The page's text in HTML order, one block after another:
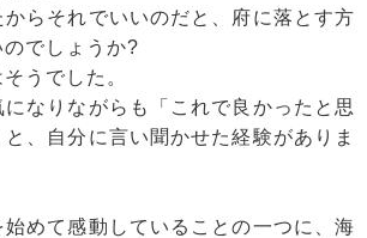
らそれでいいのだと、府に落とす方
でしょうか?
うでした。
になりながらも「これで良かったと思
、自分に言い聞かせた経験がありま
めて感動していることの一つに、海